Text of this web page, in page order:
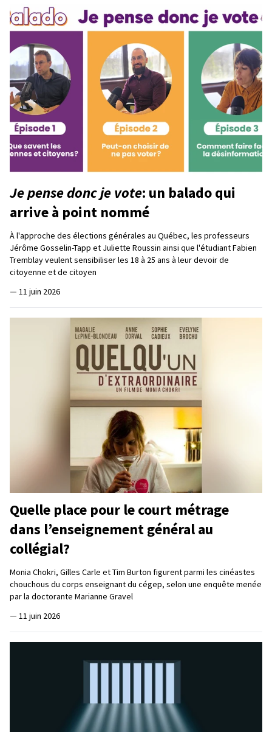
Je pense donc je vote: un balado qui
arrive à point nommé
À l'approche des élections générales au Québec, les professeurs
Jérôme Gosselin-Tapp et Juliette Roussin ainsi que l'étudiant Fabien
Tremblay veulent sensibiliser les 18 à 25 ans à leur devoir de
citoyenne et de citoyen
— 11 juin 2026
Quelle place pour le court métrage
dans l’enseignement général au
collégial?
Monia Chokri, Gilles Carle et Tim Burton figurent parmi les cinéastes
chouchous du corps enseignant du cégep, selon une enquête menée
par la doctorante Marianne Gravel
— 11 juin 2026